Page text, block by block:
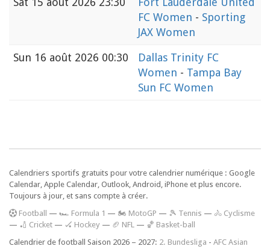
FC Women - Sporting
JAX Women
Sun 16 août 2026 00:30
Dallas Trinity FC
Women - Tampa Bay
Sun FC Women
Calendriers sportifs gratuits pour votre calendrier numérique : Google
Calendar, Apple Calendar, Outlook, Android, iPhone et plus encore.
Toujours à jour, et sans compte à créer.
Football — 🏎️ Formula 1 — 🏍 MotoGP — 🎾 Tennis — 🚴 Cyclisme
— 🏏 Cricket — 🏑 Hockey — 🏈 NFL — 🏀 Basket-ball
Calendrier de football Saison 2026 – 2027: 2. Bundesliga - AFC Asian